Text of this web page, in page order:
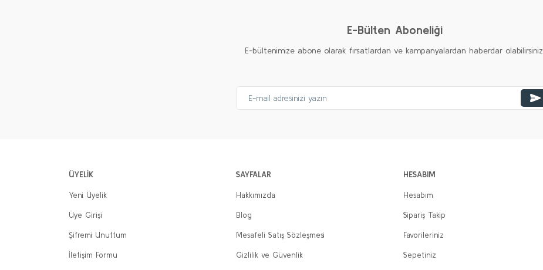
E-Bülten Aboneliği
E-bültenimize abone olarak fırsatlardan ve kampanyalardan haberdar olabilirsiniz.
ÜYELİK
Yeni Üyelik
Üye Girişi
Şifremi Unuttum
İletişim Formu
SAYFALAR
Hakkımızda
Blog
Mesafeli Satış Sözleşmesi
Gizlilik ve Güvenlik
HESABIM
Hesabım
Sipariş Takip
Favorileriniz
Sepetiniz